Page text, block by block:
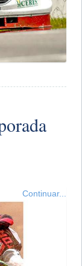
Continuar...